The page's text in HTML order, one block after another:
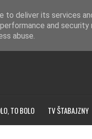
TO BOLO TV ŠTABAJZNY
to deliver its services
and
abuse.